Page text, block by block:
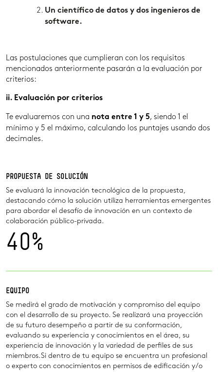
Un científico de datos y dos ingenieros de
software.
Las postulaciones que cumplieran con los requisitos
mencionados anteriormente pasarán a la evaluación por
criterios:
ii. Evaluación por criterios
Te evaluaremos con una nota entre 1 y 5, siendo 1 el
mínimo y 5 el máximo, calculando los puntajes usando dos
decimales.
PROPUESTA DE SOLUCIÓN
Se evaluará la innovación tecnológica de la propuesta,
destacando cómo la solución utiliza herramientas emergentes
para abordar el desafío de innovación en un contexto de
colaboración público-privada.
EQUIPO
Se medirá el grado de motivación y compromiso del equipo
con el desarrollo de su proyecto. Se realizará una proyección
de su futuro desempeño a partir de su conformación,
evaluando su experiencia y conocimientos en el área, su
experiencia de innovación y la variedad de perfiles de sus
miembros.Si dentro de tu equipo se encuentra un profesional
o experto con conocimientos en permisos de edificación y/o